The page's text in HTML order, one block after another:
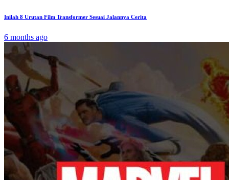
Inilah 8 Urutan Film Transformer Sesuai Jalannya Cerita
6 months ago